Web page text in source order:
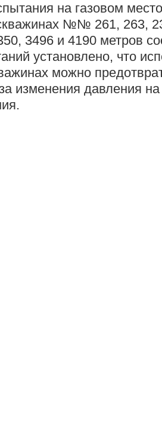
на газовом
№№ 261, 263,
3496 и 4190 метров
установлено, что
можно
изменения давления